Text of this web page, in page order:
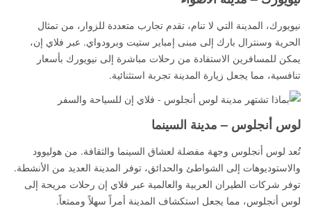
نيويورك، المدينة التي لا تنام، تقدم تجارب متعددة للزوار، من تمثال
الحرية وسنترال بارك إلى مبنى إمباير ستيت وبرودواي. عبر فلاي إن،
يمكن للمسافرين الاستفادة من رحلات مباشرة إلى نيويورك بأسعار
تنافسية، مما يجعل زيارة المدينة تجربة استثنائية.
لوس أنجلوس – مدينة السينما
تُعد لوس أنجلوس وجهة مفضلة لعشاق السينما والثقافة. من هوليوود
والاستوديوهات إلى الشواطئ والحدائق، توفر المدينة العديد من الأنشطة.
توفر شركات الطيران العربية والعالمية عبر فلاي إن رحلات مريحة إلى
لوس أنجلوس، مما يجعل استكشاف المدينة أمراً سهلاً وممتعاً.